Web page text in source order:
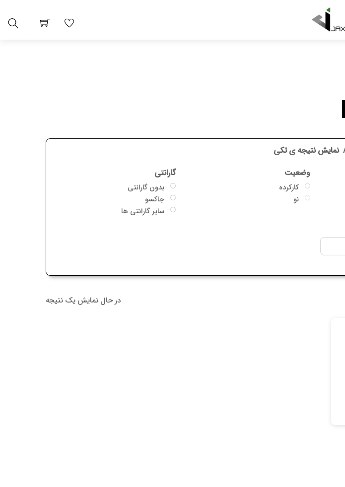
نمایش نتیجه ی تکی
وضعیت
کارکرده
نو
گارانتی
بدون گارانتی
جاکسو
سایر گارانتی ها
در حال نمایش یک نتیجه